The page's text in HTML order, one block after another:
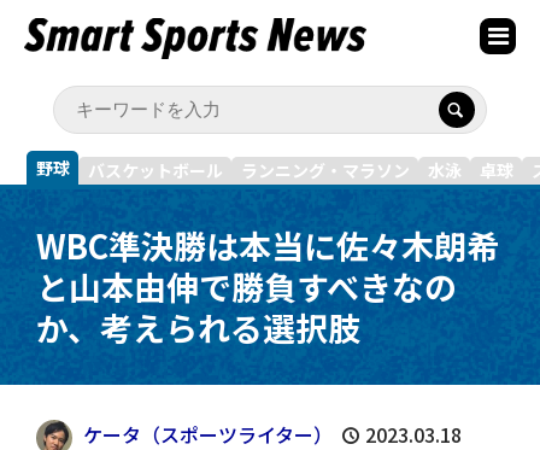
野球 バスケットボール ランニング・マラソン 水泳 卓球
WBC準決勝は本当に佐々木朗希
と山本由伸で勝負すべきなの
か、考えられる選択肢
ケータ（スポーツライター） 2023.03.18